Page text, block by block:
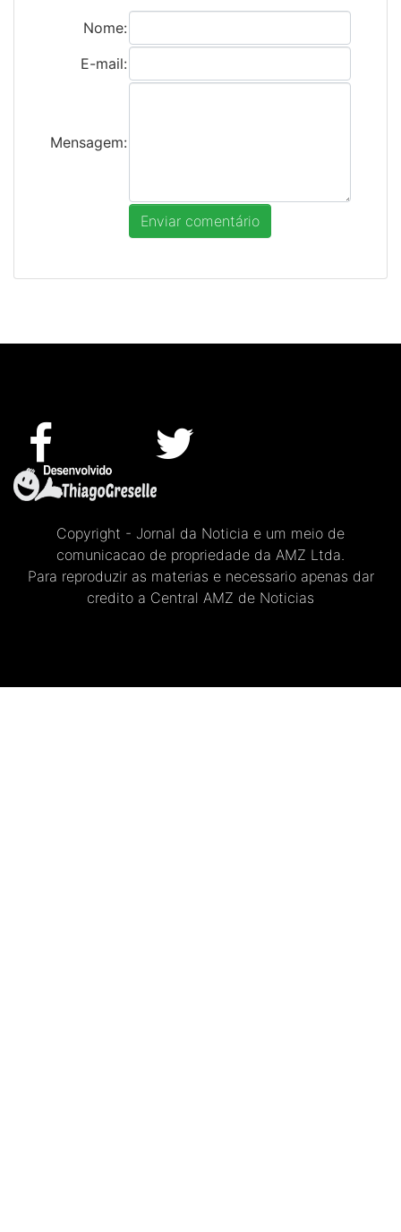
Nome:
E-mail:
Mensagem:
Copyright - Jornal da Noticia e um meio de
comunicacao de propriedade da AMZ Ltda.
Para reproduzir as materias e necessario apenas dar
credito a Central AMZ de Noticias